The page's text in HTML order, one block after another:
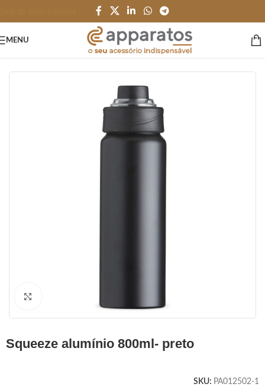
MENU
GARRAFAS e SQUEEZES/Garrafas/Alumínio e Inox
squeeze alumínio 800ml- preto
SKU: PA012502-1